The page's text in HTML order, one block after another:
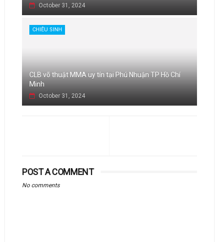
October 31, 2024
CHIÊU SINH
CLB võ thuật MMA uy tín tại Phú Nhuận TP Hồ Chí
Minh
October 31, 2024
POST A COMMENT
No comments